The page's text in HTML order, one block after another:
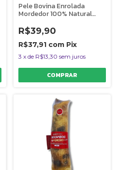
Pele Bovina Enrolada
Mordedor 100% Natural
Rosquinha Mineira
AlecrimPet
R$39,90
R$37,91 com Pix
3 x de R$13,30 sem juros